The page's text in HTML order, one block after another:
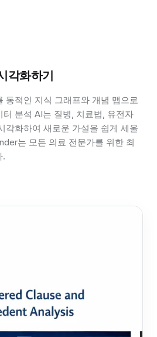
각화하기
동적인 지식 그래프와 개념 맵으로
분석 AI는 질병, 치료법, 유전자
각화하여 새로운 가설을 쉽게 세울
는 모든 의료 전문가를 위한 최
.